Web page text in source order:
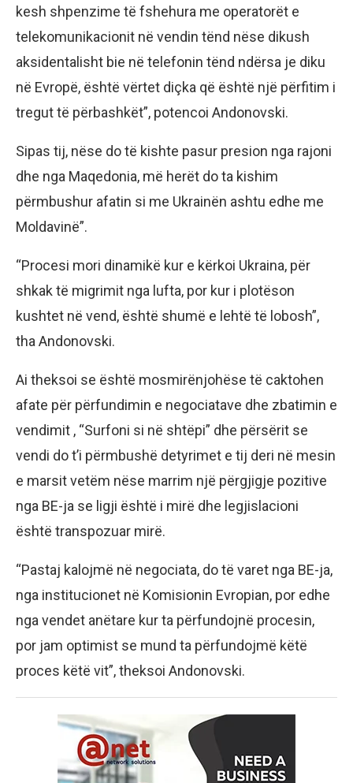
kesh shpenzime të fshehura me operatorët e
telekomunikacionit në vendin tënd nëse dikush
aksidentalisht bie në telefonin tënd ndërsa je diku
në Evropë, është vërtet diçka që është një përfitim i
tregut të përbashkët”, potencoi Andonovski.
Sipas tij, nëse do të kishte pasur presion nga rajoni
dhe nga Maqedonia, më herët do ta kishim
përmbushur afatin si me Ukrainën ashtu edhe me
Moldavinë”.
“Procesi mori dinamikë kur e kërkoi Ukraina, për
shkak të migrimit nga lufta, por kur i plotëson
kushtet në vend, është shumë e lehtë të lobosh”,
tha Andonovski.
Ai theksoi se është mosmirënjohëse të caktohen
afate për përfundimin e negociatave dhe zbatimin e
vendimit , “Surfoni si në shtëpi” dhe përsërit se
vendi do t’i përmbushë detyrimet e tij deri në mesin
e marsit vetëm nëse marrim një përgjigje pozitive
nga BE-ja se ligji është i mirë dhe legjislacioni
është transpozuar mirë.
“Pastaj kalojmë në negociata, do të varet nga BE-ja,
nga institucionet në Komisionin Evropian, por edhe
nga vendet anëtare kur ta përfundojnë procesin,
por jam optimist se mund ta përfundojmë këtë
proces këtë vit”, theksoi Andonovski.